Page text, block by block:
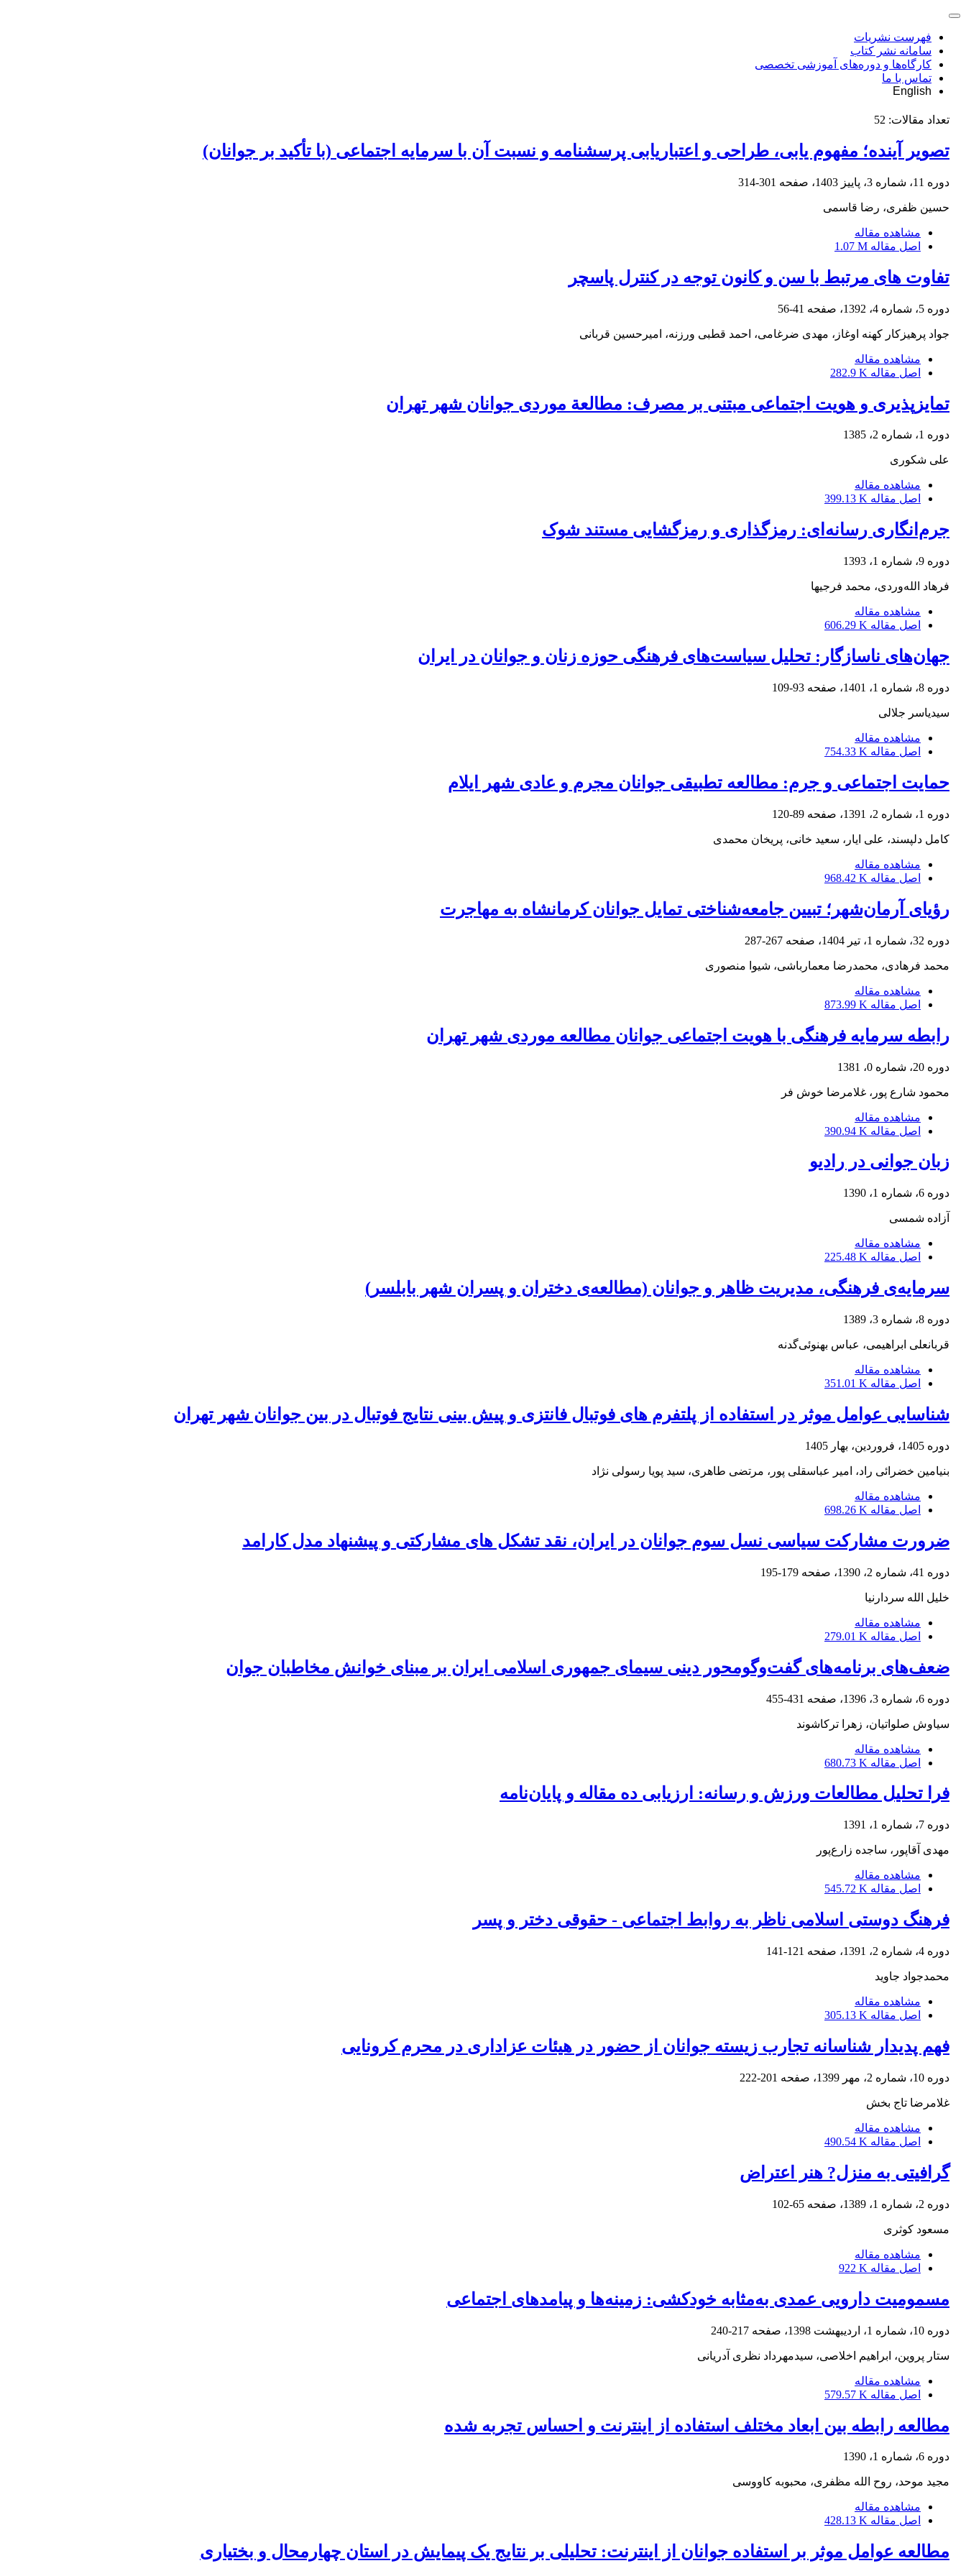
فهرست نشریات
سامانه نشر کتاب
کارگاه‌ها و دوره‌های آموزشی تخصصی
تماس با ما
English
تعداد مقالات: 52
تصویر آینده؛ مفهوم یابی، طراحی و اعتباریابی پرسشنامه و نسبت آن با سرمایه اجتماعی (با تأکید بر جوانان)
دوره 11، شماره 3، پاییز 1403، صفحه 301-314
حسین ظفری، رضا قاسمی
مشاهده مقاله
اصل مقاله 1.07 M
تفاوت های مرتبط با سن و کانون توجه در کنترل پاسچر
دوره 5، شماره 4، 1392، صفحه 41-56
جواد پرهیزکار کهنه اوغاز، مهدی ضرغامی، احمد قطبی ورزنه، امیرحسین قربانی
مشاهده مقاله
اصل مقاله 282.9 K
تمایزپذیری و هویت اجتماعی مبتنی بر مصرف: مطالعة موردی جوانان شهر تهران
دوره 1، شماره 2، 1385
علی شکوری
مشاهده مقاله
اصل مقاله 399.13 K
جرم‌انگاری رسانه‌ای: رمزگذاری و رمزگشایی مستند شوک
دوره 9، شماره 1، 1393
فرهاد الله‌وردی، محمد فرجیها
مشاهده مقاله
اصل مقاله 606.29 K
جهان‌های ناسازگار: تحلیل سیاست‌های فرهنگی حوزه زنان و جوانان در ایران
دوره 8، شماره 1، 1401، صفحه 93-109
سیدیاسر جلالی
مشاهده مقاله
اصل مقاله 754.33 K
حمایت اجتماعی و جرم: مطالعه تطبیقی جوانان مجرم و عادی شهر ایلام
دوره 1، شماره 2، 1391، صفحه 89-120
کامل دلپسند، علی ایار، سعید خانی، پریخان محمدی
مشاهده مقاله
اصل مقاله 968.42 K
رؤیای آرمان‌شهر؛ تبیین جامعه‌شناختی تمایل جوانان کرمانشاه به مهاجرت
دوره 32، شماره 1، تیر 1404، صفحه 267-287
محمد فرهادی، محمدرضا معمارباشی، شیوا منصوری
مشاهده مقاله
اصل مقاله 873.99 K
رابطه سرمایه فرهنگی با هویت اجتماعی جوانان مطالعه موردی شهر تهران
دوره 20، شماره 0، 1381
محمود شارع پور، غلامرضا خوش فر
مشاهده مقاله
اصل مقاله 390.94 K
زبان جوانی در رادیو
دوره 6، شماره 1، 1390
آزاده شمسی
مشاهده مقاله
اصل مقاله 225.48 K
سرمایه‌ی فرهنگی، مدیریت ظاهر و جوانان (مطالعه‌ی دختران و پسران شهر بابلسر)
دوره 8، شماره 3، 1389
قربانعلی ابراهیمی، عباس بهنوئی‌گدنه
مشاهده مقاله
اصل مقاله 351.01 K
شناسایی عوامل موثر در استفاده از پلتفرم های فوتبال فانتزی و پیش بینی نتایج فوتبال در بین جوانان شهر تهران
دوره 1405، فروردین، بهار 1405
بنیامین خضرائی راد، امیر عباسقلی پور، مرتضی طاهری، سید پویا رسولی نژاد
مشاهده مقاله
اصل مقاله 698.26 K
ضرورت مشارکت سیاسی نسل سوم جوانان در ایران، نقد تشکل های مشارکتی و پیشنهاد مدل کارامد
دوره 41، شماره 2، 1390، صفحه 179-195
خلیل الله سردارنیا
مشاهده مقاله
اصل مقاله 279.01 K
ضعف‌های برنامه‌های گفت‌وگومحور دینی سیمای جمهوری اسلامی ایران بر مبنای خوانش مخاطبان جوان
دوره 6، شماره 3، 1396، صفحه 431-455
سیاوش صلواتیان، زهرا ترکاشوند
مشاهده مقاله
اصل مقاله 680.73 K
فرا تحلیل مطالعات ورزش و رسانه: ارزیابی ده مقاله و پایان‌نامه
دوره 7، شماره 1، 1391
مهدی آقا‌پور، ساجده زارع‌پور
مشاهده مقاله
اصل مقاله 545.72 K
فرهنگ دوستی اسلامی ناظر به روابط اجتماعی - حقوقی دختر و پسر
دوره 4، شماره 2، 1391، صفحه 121-141
محمدجواد جاوید
مشاهده مقاله
اصل مقاله 305.13 K
فهم پدیدار شناسانه تجارب زیسته جوانان از حضور در هیئات عزاداری در محرم کرونایی
دوره 10، شماره 2، مهر 1399، صفحه 201-222
غلامرضا تاج بخش
مشاهده مقاله
اصل مقاله 490.54 K
گرافیتی به منزل? هنر اعتراض
دوره 2، شماره 1، 1389، صفحه 65-102
مسعود کوثری
مشاهده مقاله
اصل مقاله 922 K
مسمومیت دارویی عمدی به‌مثابه خودکشی: زمینه‌ها و پیامدهای اجتماعی
دوره 10، شماره 1، اردیبهشت 1398، صفحه 217-240
ستار پروین، ابراهیم اخلاصی، سیدمهرداد نظری آدریانی
مشاهده مقاله
اصل مقاله 579.57 K
مطالعه رابطه بین ابعاد مختلف استفاده از اینترنت و احساس تجربه شده
دوره 6، شماره 1، 1390
مجید موحد، روح الله مظفری، محبوبه کاووسی
مشاهده مقاله
اصل مقاله 428.13 K
مطالعه عوامل موثر بر استفاده جوانان از اینترنت: تحلیلی بر نتایج یک پیمایش در استان چهارمحال و بختیاری